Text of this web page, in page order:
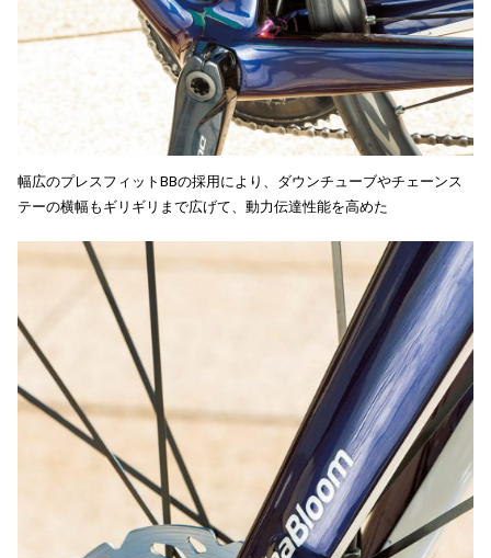
幅広のプレスフィットBBの採用により、ダウンチューブやチェーンス
テーの横幅もギリギリまで広げて、動力伝達性能を高めた